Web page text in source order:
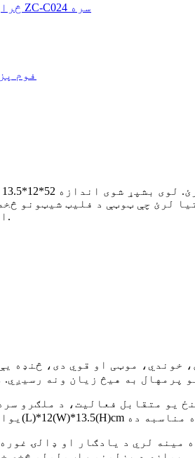
لرئ چې ټوټې د فلیټ شیټونو
اړتیا نشته. د راټولولو وروسته، دا به په کور کې یو زړه راښکونکی سینګار وي.
یو متقابل فعالیت، د ملګرو
مینه لري د یادګار او ډالۍ